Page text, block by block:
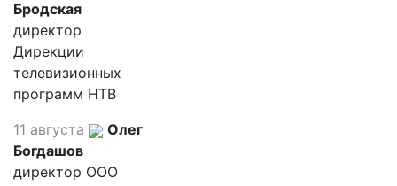
Бродская
директор
Дирекции
телевизионных
программ НТВ
11 августа
Олег
Богдашов
директор ООО